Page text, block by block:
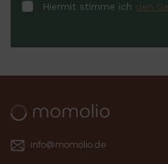
Hiermit stimme ich den
info@momolio.de